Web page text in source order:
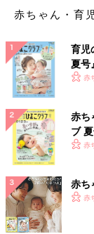
赤ちゃん・育
育児
夏号
いっ
赤
赤ち
ブ
く！
赤
赤ち
赤